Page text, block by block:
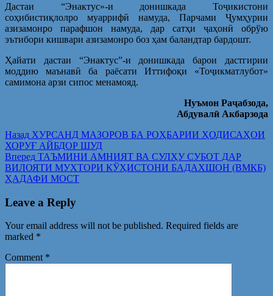
Дастаи “Энактус»-и донишкада Тоҷикистони
соҳибистиқлолро муаррифӣ намуда, Парчами Ҷумҳурии
азизамонро парафшон намуда, дар сатҳи ҷаҳонӣ обрўю
эътибори кишвари азизамонро боз ҳам баландтар бардошт.
Ҳайати дастаи “Энактус”-и донишкада барои дастгирии
моддию маънавӣ ба раёсати Иттифоқи «Тоҷикматлубот»
самимона арзи сипос менамояд.
Нуъмон Раҷабзода,
Абдувалӣ Акбарзода
Post
navigation
Назад Предыдущая
запись:
ХУРСАНД МАЗОРОВ БА РОҲБАРИИ ҲОДИСАҲОИ
ХОРУҒ АЙБДОР ШУД
Вперед Следующая
запись:
ТАЪМИНИ АМНИЯТ ВА СУЛҲУ СУБОТ ДАР
ВИЛОЯТИ МУХТОРИ КЎҲИСТОНИ БАДАХШОН (ВМКБ)
ҲАДАФИ МОСТ
Leave a Reply
Your email address will not be published. Required fields are
marked *
Comment *